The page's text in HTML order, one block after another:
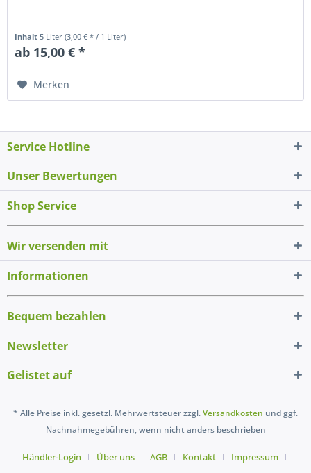
Inhalt 5 Liter(3,00 € * / 1 Liter)
ab 15,00 € *
Merken
Service Hotline
Unser Bewertungen
Shop Service
Wir versenden mit
Informationen
Bequem bezahlen
Newsletter
Gelistet auf
* Alle Preise inkl. gesetzl. Mehrwertsteuer zzgl.Versandkosten und ggf.
Nachnahmegebühren, wenn nicht anders beschrieben
Händler-Login Über uns AGB Kontakt Impressum